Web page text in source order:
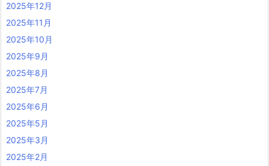
2025年12月
2025年11月
2025年10月
2025年9月
2025年8月
2025年7月
2025年6月
2025年5月
2025年3月
2025年2月